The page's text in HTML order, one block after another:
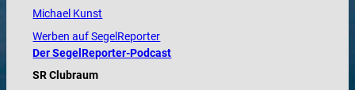
Michael Kunst
Werben auf SegelReporter
Der SegelReporter-Podcast
SR Clubraum